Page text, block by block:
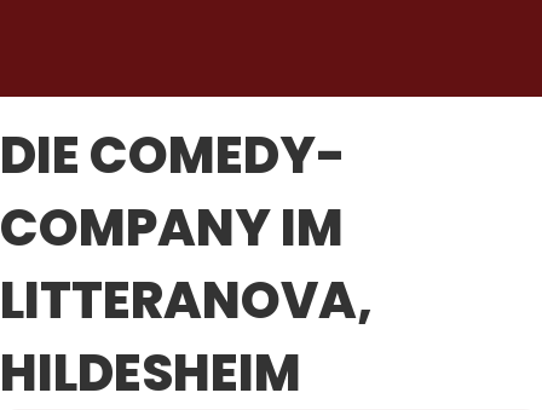
DIE COMEDY-
COMPANY IM
LITTERANOVA,
HILDESHEIM